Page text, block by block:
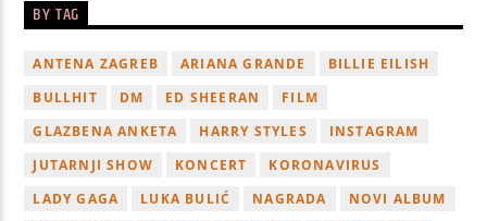
BY TAG
ANTENA ZAGREB ARIANA GRANDE
BILLIE EILISH
BULLHIT
DM ED SHEERAN
FILM
GLAZBENA ANKETA
HARRY STYLES
INSTAGRAM
JUTARNJI SHOW
KONCERT
KORONAVIRUS
LADY GAGA
LUKA BULIĆ NAGRADA
NOVI ALBUM